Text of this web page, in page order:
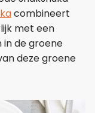
combineert
met een
in de groene
deze groene